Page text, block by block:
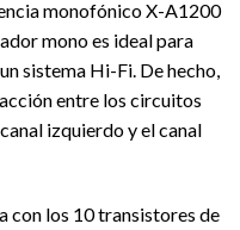
monofónico X-A1200
mono es ideal para
sistema Hi-Fi. De hecho,
entre los circuitos
izquierdo y el canal
con los 10 transistores de